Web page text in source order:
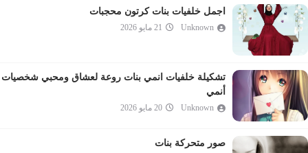
اجمل خلفيات بنات كرتون محجبات
Unknown 21 مايو 2026
تشكيلة خلفيات انمي بنات روعة لعشاق ومحبي شخصيات
أنمي
Unknown 20 مايو 2026
صور متحركة بنات